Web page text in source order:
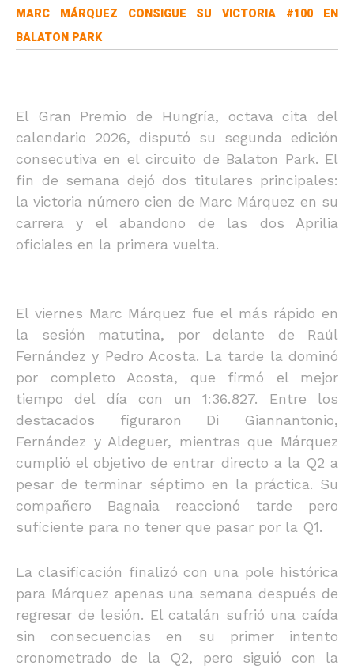
MARC MÁRQUEZ CONSIGUE SU VICTORIA #100 EN
BALATON PARK
El Gran Premio de Hungría, octava cita del
calendario 2026, disputó su segunda edición
consecutiva en el circuito de Balaton Park. El
fin de semana dejó dos titulares principales:
la victoria número cien de Marc Márquez en su
carrera y el abandono de las dos Aprilia
oficiales en la primera vuelta.
El viernes Marc Márquez fue el más rápido en
la sesión matutina, por delante de Raúl
Fernández y Pedro Acosta. La tarde la dominó
por completo Acosta, que firmó el mejor
tiempo del día con un 1:36.827. Entre los
destacados figuraron Di Giannantonio,
Fernández y Aldeguer, mientras que Márquez
cumplió el objetivo de entrar directo a la Q2 a
pesar de terminar séptimo en la práctica. Su
compañero Bagnaia reaccionó tarde pero
suficiente para no tener que pasar por la Q1.
La clasificación finalizó con una pole histórica
para Márquez apenas una semana después de
regresar de lesión. El catalán sufrió una caída
sin consecuencias en su primer intento
cronometrado de la Q2, pero siguió con la